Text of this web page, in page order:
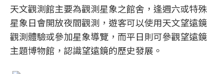
天文觀測館主要為觀測星象之館舍，逢週六或特殊
星象日會開放夜間觀測，遊客可以使用天文望遠鏡
觀測體驗或參加星象導覽，而平日則可參觀望遠鏡
主題博物館，認識望遠鏡的歷史發展。